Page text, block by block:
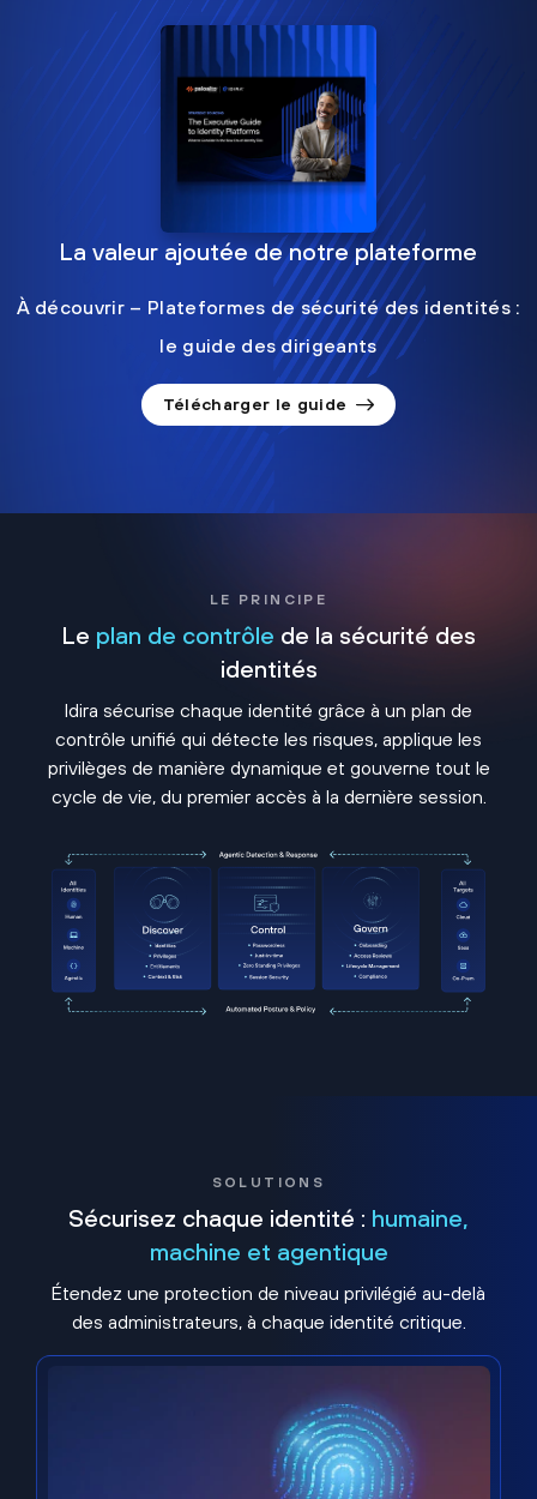
La valeur ajoutée de notre plateforme
À découvrir – Plateformes de sécurité des identités :
le guide des dirigeants
Télécharger le guide
LE PRINCIPE
Le plan de contrôle de la sécurité des
identités
Idira sécurise chaque identité grâce à un plan de
contrôle unifié qui détecte les risques, applique les
privilèges de manière dynamique et gouverne tout le
cycle de vie, du premier accès à la dernière session.
SOLUTIONS
Sécurisez chaque identité : humaine,
machine et agentique
Étendez une protection de niveau privilégié au-delà
des administrateurs, à chaque identité critique.